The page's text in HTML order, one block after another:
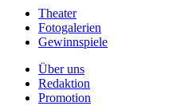
Theater
Fotogalerien
Gewinnspiele
Über uns
Redaktion
Promotion